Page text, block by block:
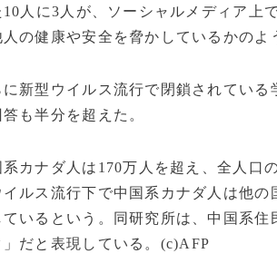
人に3人が、ソーシャルメディア上
の健康や安全を脅かしているかのよ
新型ウイルス流行で閉鎖されている
も半分を超えた。
カナダ人は170万人を超え、全人口
イルス流行下で中国系カナダ人は他
ているという。同研究所は、中国系
」だと表現している。(c)AFP